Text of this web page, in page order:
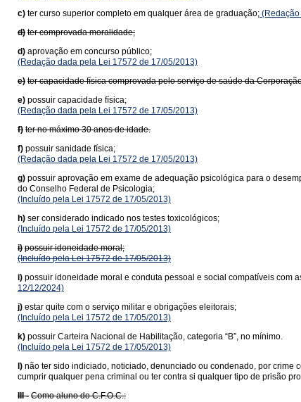
c) ter curso superior completo em qualquer área de graduação;
d) ter comprovada moralidade;
d) aprovação em concurso público;
(Redação dada pela Lei 17572 de 17/05/2013)
e) ter capacidade física comprovada pelo serviço de saúde da
e) possuir capacidade física;
(Redação dada pela Lei 17572 de 17/05/2013)
f) ter no máximo 30 anos de idade.
f) possuir sanidade física;
(Redação dada pela Lei 17572 de 17/05/2013)
g) possuir aprovação em exame de adequação psicológica para o
do Conselho Federal de Psicologia;
(Incluído pela Lei 17572 de 17/05/2013)
h) ser considerado indicado nos testes toxicológicos;
(Incluído pela Lei 17572 de 17/05/2013)
i) possuir idoneidade moral;
(Incluído pela Lei 17572 de 17/05/2013)
i) possuir idoneidade moral e conduta pessoal e social compatíveis com
12/12/2024)
j) estar quite com o serviço militar e obrigações eleitorais;
(Incluído pela Lei 17572 de 17/05/2013)
k) possuir Carteira Nacional de Habilitação, categoria “B”, no mínimo.
(Incluído pela Lei 17572 de 17/05/2013)
l) não ter sido indiciado, noticiado, denunciado ou condenado, por crime
cumprir qualquer pena criminal ou ter contra si qualquer tipo de prisão
III - Como aluno do C.F.O.C.: